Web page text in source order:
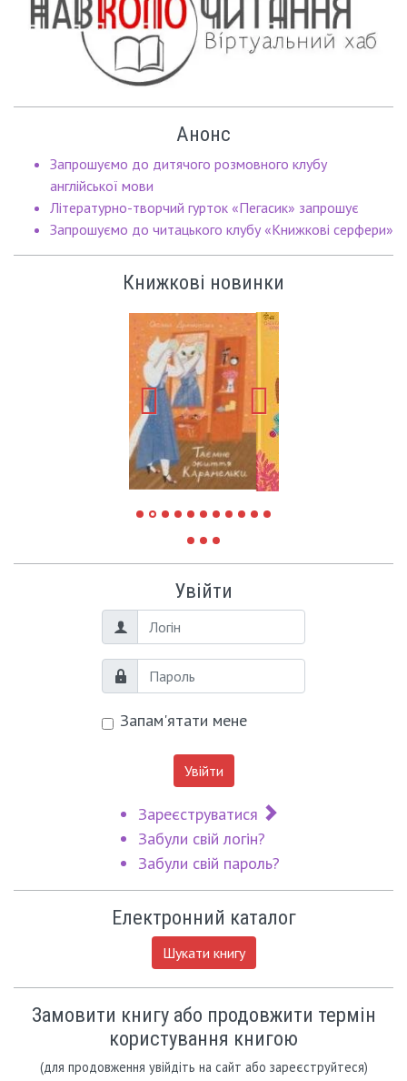
Анонс
Запрошуємо до дитячого розмовного клубу
англійської мови
Літературно-творчий гурток «Пегасик» запрошує
Запрошуємо до читацького клубу «Книжкові серфери»
Книжкові новинки
Увійти
Логін
Пароль
Запам'ятати мене
Увійти
Зареєструватися
Забули свій логін?
Забули свій пароль?
Електронний каталог
Шукати книгу
Замовити книгу або продовжити термін
користування книгою
(для продовження увійдіть на сайт або зареєструйтеся)